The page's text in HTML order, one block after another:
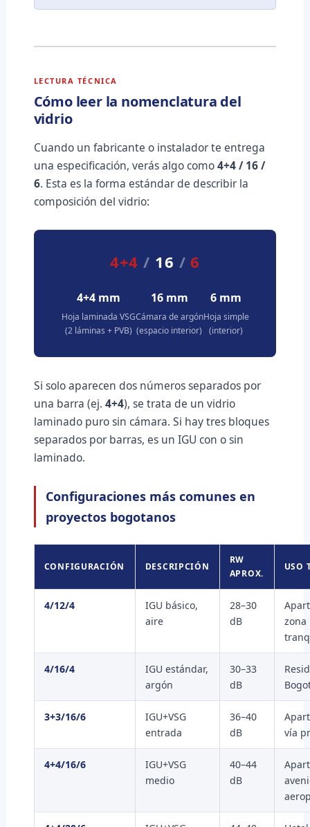
LECTURA TÉCNICA
Cómo leer la nomenclatura del
vidrio
Cuando un fabricante o instalador te entrega
una especificación, verás algo como4+4 / 16 /
6. Esta es la forma estándar de describir la
composición del vidrio:
4+4 / 16 /6
4+4 mm
Hoja laminada VSG
(2 láminas + PVB)
16 mm
Cámara de argón
(espacio interior)
6 mm
Hoja simple
(interior)
Si solo aparecen dos números separados por
una barra (ej. 4+4), se trata de un vidrio
laminado puro sin cámara. Si hay tres bloques
separados por barras, es un IGU con o sin
laminado.
Configuraciones más comunes en
proyectos bogotanos
CONFIGURACIÓN DESCRIPCIÓN
RW
APROX.
USO
4/12/4
IGU básico,
aire
28–30
dB
zona
4/16/4
IGU estándar,
argón
30–33
dB
3+3/16/6
IGU+VSG
entrada
36–40
dB
vía
4+4/16/6
IGU+VSG
medio
40–44
dB